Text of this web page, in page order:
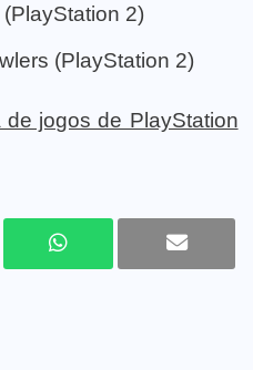
2)
(PlayStation 2)
de jogos de PlayStation